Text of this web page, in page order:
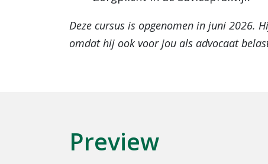
Deze cursus is opgenomen in juni 2026.
omdat hij ook voor jou als advocaat
Preview